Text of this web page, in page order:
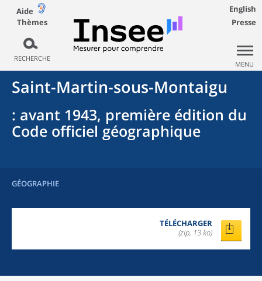
Aide
Thèmes
RECHERCHE
English
Presse
MENU
Saint-Martin-sous-Montaigu
: avant 1943, première édition du
Code officiel géographique
GÉOGRAPHIE
TÉLÉCHARGER
(zip, 13 ko)